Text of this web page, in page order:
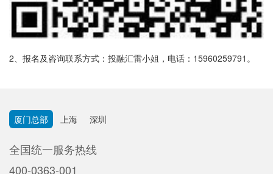
2、报名及咨询联系方式：投融汇雷小姐，电话：15960259791。
厦门总部 上海 深圳
全国统一服务热线
400-0363-001